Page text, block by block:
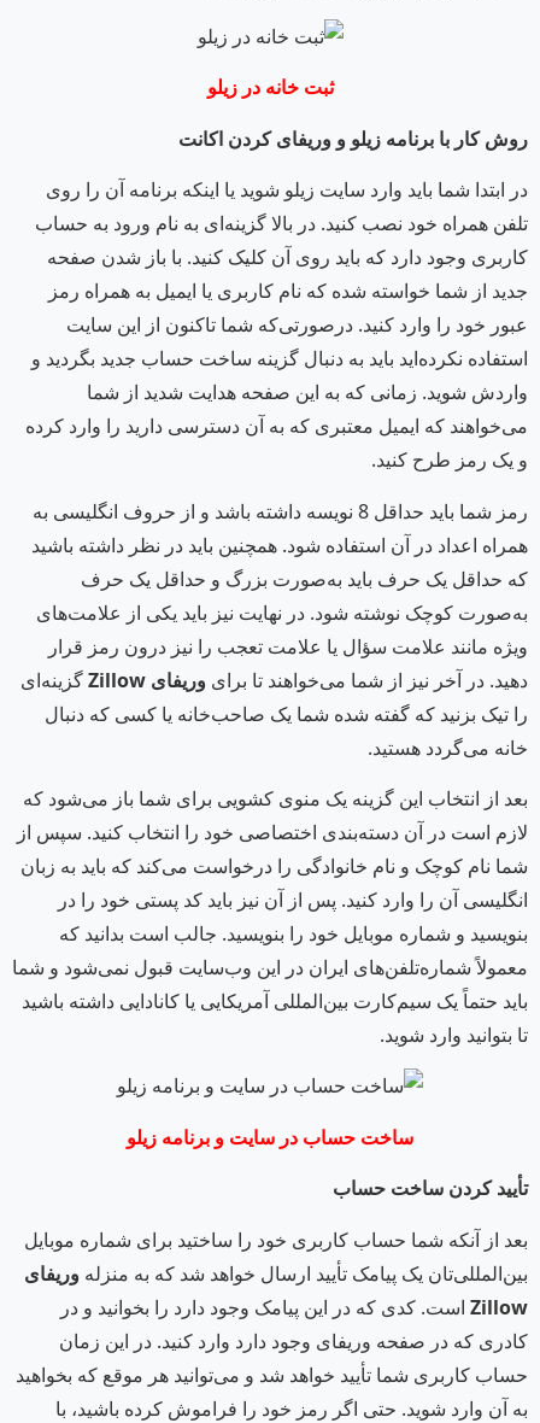
ثبت خانه در زیلو
روش کار با برنامه زیلو و وریفای کردن اکانت
در ابتدا شما باید وارد سایت زیلو شوید یا اینکه برنامه آن را روی
تلفن همراه خود نصب کنید. در بالا گزینه‌ای به نام ورود به حساب
کاربری وجود دارد که باید روی آن کلیک کنید. با باز شدن صفحه
جدید از شما خواسته شده که نام کاربری یا ایمیل به همراه رمز
عبور خود را وارد کنید. درصورتی‌که شما تاکنون از این سایت
استفاده نکرده‌اید باید به دنبال گزینه ساخت حساب جدید بگردید و
واردش شوید. زمانی که به این صفحه هدایت شدید از شما
می‌خواهند که ایمیل معتبری که به آن دسترسی دارید را وارد کرده
و یک رمز طرح کنید.
رمز شما باید حداقل 8 نویسه داشته باشد و از حروف انگلیسی به
همراه اعداد در آن استفاده شود. همچنین باید در نظر داشته باشید
که حداقل یک حرف باید به‌صورت بزرگ و حداقل یک حرف
به‌صورت کوچک نوشته شود. در نهایت نیز باید یکی از علامت‌های
ویژه مانند علامت سؤال یا علامت تعجب را نیز درون رمز قرار
دهید. در آخر نیز از شما می‌خواهند تا برای وریفای Zillowگزینه‌ای
را تیک بزنید که گفته شده شما یک صاحب‌خانه یا کسی که دنبال
خانه می‌گردد هستید.
بعد از انتخاب این گزینه یک منوی کشویی برای شما باز می‌شود که
لازم است در آن دسته‌بندی اختصاصی خود را انتخاب کنید. سپس از
شما نام کوچک و نام خانوادگی را درخواست می‌کند که باید به زبان
انگلیسی آن را وارد کنید. پس از آن نیز باید کد پستی خود را در
بنویسید و شماره موبایل خود را بنویسید. جالب است بدانید که
معمولاً شماره‌تلفن‌های ایران در این وب‌سایت قبول نمی‌شود و شما
باید حتماً یک سیم‌کارت بین‌المللی آمریکایی یا کانادایی داشته باشید
تا بتوانید وارد شوید.
ساخت حساب در سایت و برنامه زیلو
تأیید کردن ساخت حساب
بعد از آنکه شما حساب کاربری خود را ساختید برای شماره موبایل
بین‌المللی‌تان یک پیامک تأیید ارسال خواهد شد که به منزله وریفای
Zillow است. کدی که در این پیامک وجود دارد را بخوانید و در
کادری که در صفحه وریفای وجود دارد وارد کنید. در این زمان
حساب کاربری شما تأیید خواهد شد و می‌توانید هر موقع که بخواهید
به آن وارد شوید. حتی اگر رمز خود را فراموش کرده باشید، با